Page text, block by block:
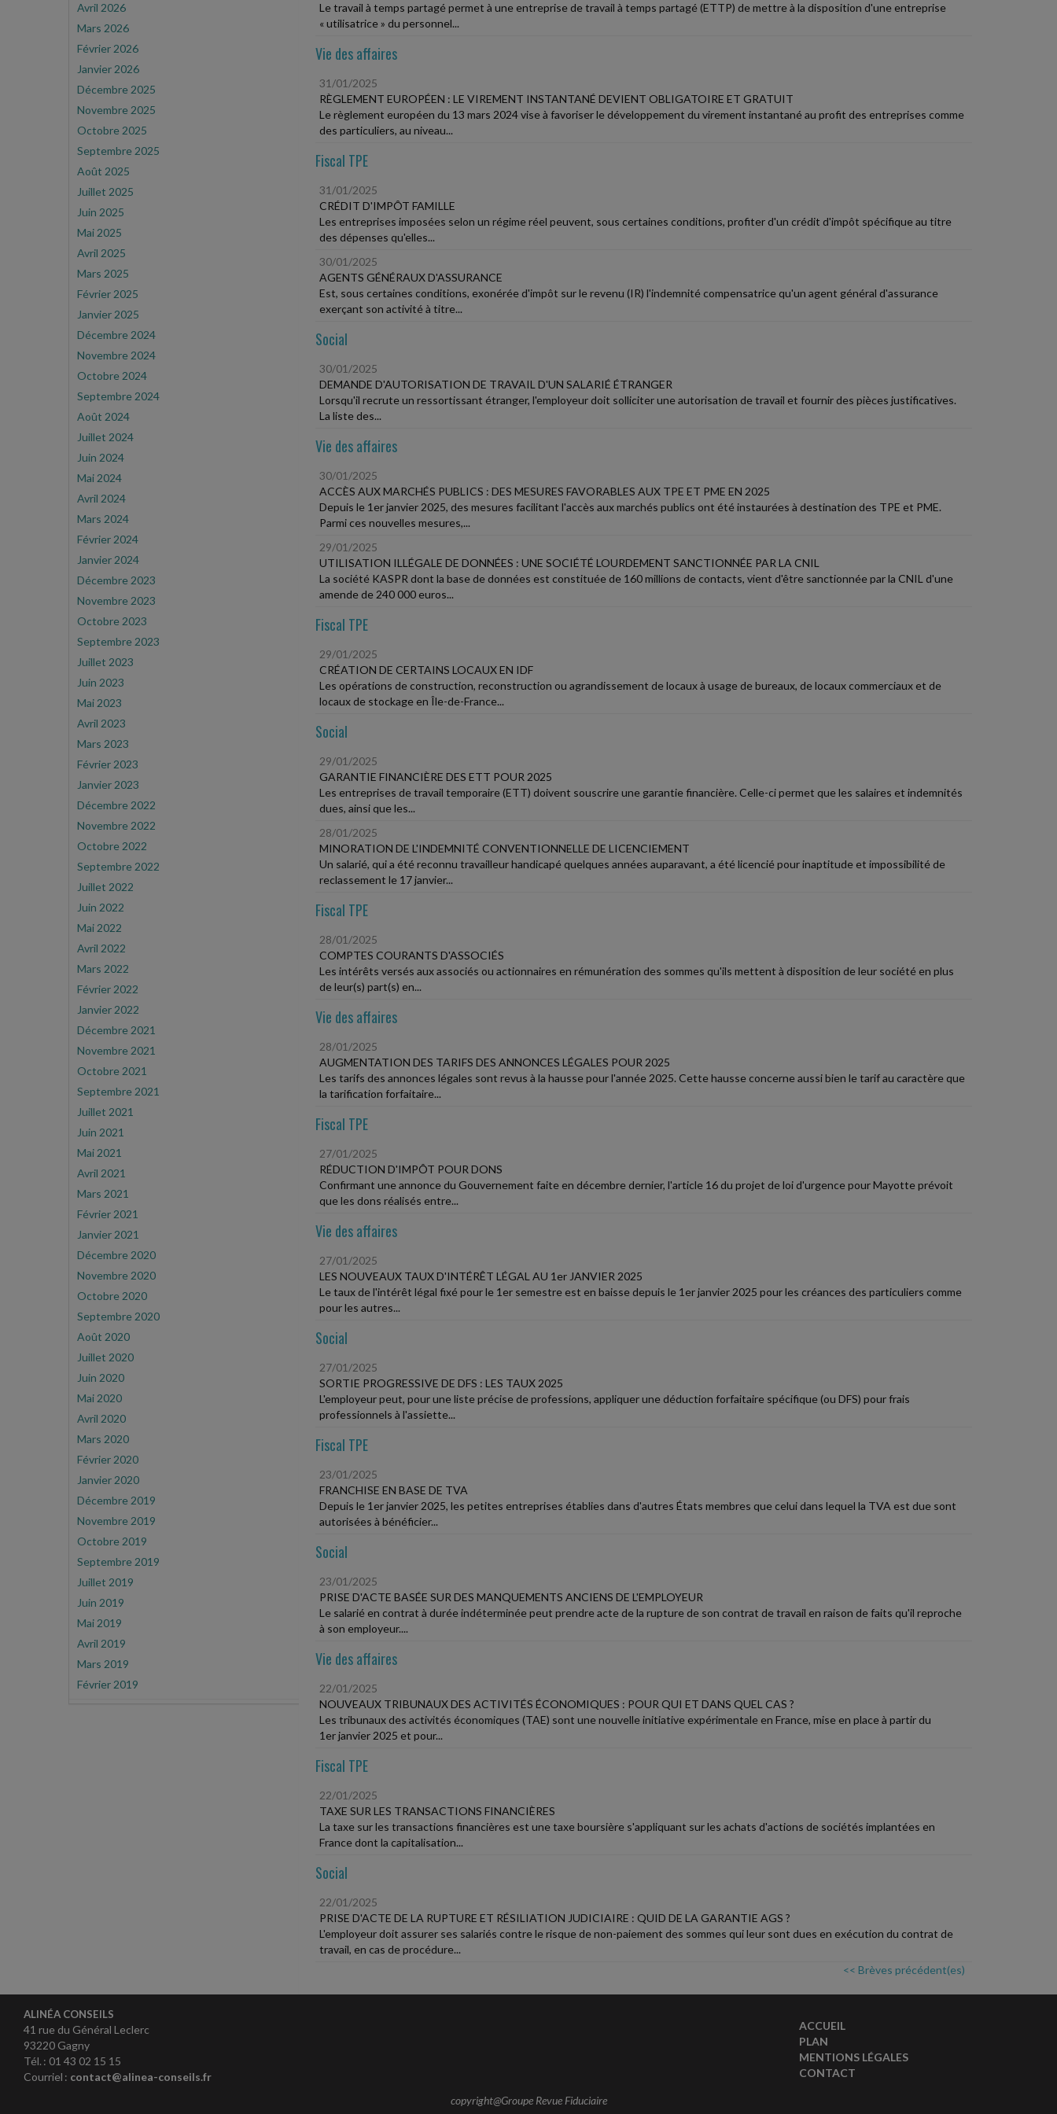
Avril 2026
Mars 2026
Février 2026
Janvier 2026
Décembre 2025
Novembre 2025
Octobre 2025
Septembre 2025
Août 2025
Juillet 2025
Juin 2025
Mai 2025
Avril 2025
Mars 2025
Février 2025
Janvier 2025
Décembre 2024
Novembre 2024
Octobre 2024
Septembre 2024
Août 2024
Juillet 2024
Juin 2024
Mai 2024
Avril 2024
Mars 2024
Février 2024
Janvier 2024
Décembre 2023
Novembre 2023
Octobre 2023
Septembre 2023
Juillet 2023
Juin 2023
Mai 2023
Avril 2023
Mars 2023
Février 2023
Janvier 2023
Décembre 2022
Novembre 2022
Octobre 2022
Septembre 2022
Juillet 2022
Juin 2022
Mai 2022
Avril 2022
Mars 2022
Février 2022
Janvier 2022
Décembre 2021
Novembre 2021
Octobre 2021
Septembre 2021
Juillet 2021
Juin 2021
Mai 2021
Avril 2021
Mars 2021
Février 2021
Janvier 2021
Décembre 2020
Novembre 2020
Octobre 2020
Septembre 2020
Août 2020
Juillet 2020
Juin 2020
Mai 2020
Avril 2020
Mars 2020
Février 2020
Janvier 2020
Décembre 2019
Novembre 2019
Octobre 2019
Septembre 2019
Juillet 2019
Juin 2019
Mai 2019
Avril 2019
Mars 2019
Février 2019
Le travail à temps partagé permet à une entreprise de travail à temps partagé (ETTP) de mettre à la disposition d'une entreprise
« utilisatrice » du personnel...
Vie des affaires
31/01/2025
RÈGLEMENT EUROPÉEN : LE VIREMENT INSTANTANÉ DEVIENT OBLIGATOIRE ET GRATUIT
Le règlement européen du 13 mars 2024 vise à favoriser le développement du virement instantané au profit des entreprises comme
des particuliers, au niveau...
Fiscal TPE
31/01/2025
CRÉDIT D'IMPÔT FAMILLE
Les entreprises imposées selon un régime réel peuvent, sous certaines conditions, profiter d'un crédit d'impôt spécifique au titre
des dépenses qu'elles...
30/01/2025
AGENTS GÉNÉRAUX D'ASSURANCE
Est, sous certaines conditions, exonérée d'impôt sur le revenu (IR) l'indemnité compensatrice qu'un agent général d'assurance
exerçant son activité à titre...
Social
30/01/2025
DEMANDE D'AUTORISATION DE TRAVAIL D'UN SALARIÉ ÉTRANGER
Lorsqu'il recrute un ressortissant étranger, l'employeur doit solliciter une autorisation de travail et fournir des pièces justificatives.
La liste des...
Vie des affaires
30/01/2025
ACCÈS AUX MARCHÉS PUBLICS : DES MESURES FAVORABLES AUX TPE ET PME EN 2025
Depuis le 1er janvier 2025, des mesures facilitant l'accès aux marchés publics ont été instaurées à destination des TPE et PME.
Parmi ces nouvelles mesures,...
29/01/2025
UTILISATION ILLÉGALE DE DONNÉES : UNE SOCIÉTÉ LOURDEMENT SANCTIONNÉE PAR LA CNIL
La société KASPR dont la base de données est constituée de 160 millions de contacts, vient d'être sanctionnée par la CNIL d'une
amende de 240 000 euros...
Fiscal TPE
29/01/2025
CRÉATION DE CERTAINS LOCAUX EN IDF
Les opérations de construction, reconstruction ou agrandissement de locaux à usage de bureaux, de locaux commerciaux et de
locaux de stockage en Île-de-France...
Social
29/01/2025
GARANTIE FINANCIÈRE DES ETT POUR 2025
Les entreprises de travail temporaire (ETT) doivent souscrire une garantie financière. Celle-ci permet que les salaires et indemnités
dues, ainsi que les...
28/01/2025
MINORATION DE L'INDEMNITÉ CONVENTIONNELLE DE LICENCIEMENT
Un salarié, qui a été reconnu travailleur handicapé quelques années auparavant, a été licencié pour inaptitude et impossibilité de
reclassement le 17 janvier...
Fiscal TPE
28/01/2025
COMPTES COURANTS D'ASSOCIÉS
Les intérêts versés aux associés ou actionnaires en rémunération des sommes qu'ils mettent à disposition de leur société en plus
de leur(s) part(s) en...
Vie des affaires
28/01/2025
AUGMENTATION DES TARIFS DES ANNONCES LÉGALES POUR 2025
Les tarifs des annonces légales sont revus à la hausse pour l'année 2025. Cette hausse concerne aussi bien le tarif au caractère que
la tarification forfaitaire...
Fiscal TPE
27/01/2025
RÉDUCTION D'IMPÔT POUR DONS
Confirmant une annonce du Gouvernement faite en décembre dernier, l'article 16 du projet de loi d'urgence pour Mayotte prévoit
que les dons réalisés entre...
Vie des affaires
27/01/2025
LES NOUVEAUX TAUX D'INTÉRÊT LÉGAL AU 1er JANVIER 2025
Le taux de l'intérêt légal fixé pour le 1er semestre est en baisse depuis le 1er janvier 2025 pour les créances des particuliers comme
pour les autres...
Social
27/01/2025
SORTIE PROGRESSIVE DE DFS : LES TAUX 2025
L'employeur peut, pour une liste précise de professions, appliquer une déduction forfaitaire spécifique (ou DFS) pour frais
professionnels à l'assiette...
Fiscal TPE
23/01/2025
FRANCHISE EN BASE DE TVA
Depuis le 1er janvier 2025, les petites entreprises établies dans d'autres États membres que celui dans lequel la TVA est due sont
autorisées à bénéficier...
Social
23/01/2025
PRISE D'ACTE BASÉE SUR DES MANQUEMENTS ANCIENS DE L'EMPLOYEUR
Le salarié en contrat à durée indéterminée peut prendre acte de la rupture de son contrat de travail en raison de faits qu'il reproche
à son employeur....
Vie des affaires
22/01/2025
NOUVEAUX TRIBUNAUX DES ACTIVITÉS ÉCONOMIQUES : POUR QUI ET DANS QUEL CAS ?
Les tribunaux des activités économiques (TAE) sont une nouvelle initiative expérimentale en France, mise en place à partir du
1er janvier 2025 et pour...
Fiscal TPE
22/01/2025
TAXE SUR LES TRANSACTIONS FINANCIÈRES
La taxe sur les transactions financières est une taxe boursière s'appliquant sur les achats d'actions de sociétés implantées en
France dont la capitalisation...
Social
22/01/2025
PRISE D'ACTE DE LA RUPTURE ET RÉSILIATION JUDICIAIRE : QUID DE LA GARANTIE AGS ?
L'employeur doit assurer ses salariés contre le risque de non-paiement des sommes qui leur sont dues en exécution du contrat de
travail, en cas de procédure...
<< Brèves précédent(es)
ALINÉA CONSEILS
41 rue du Général Leclerc
93220 Gagny
Tél. : 01 43 02 15 15
Courriel : contact@alinea-conseils.fr
ACCUEIL
PLAN
MENTIONS LÉGALES
CONTACT
copyright@Groupe Revue Fiduciaire